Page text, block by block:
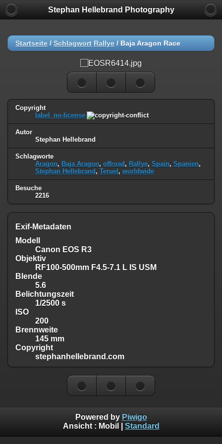
Stephan Hellebrand Photography
Startseite / Schlagwort Rallye / Baja Aragon Race
Copyright
label_no-license
Autor
Stephan Hellebrand
Schlagworte
Aragon, Baja Aragon, offroad , Rallye, Spain, Spanien,
Stephan Hellebrand , Teruel , worldwide
Besuche
2216
Exif-Metadaten
Modell
Canon EOS R3
Objektiv
RF100-500mm F4.5-7.1 L IS USM
Blende
5.6
Belichtungszeit
1/2500 s
ISO
200
Brennweite
145 mm
Copyright
stephanhellebrand.com
Powered by Piwigo
Ansicht : Mobil Standard